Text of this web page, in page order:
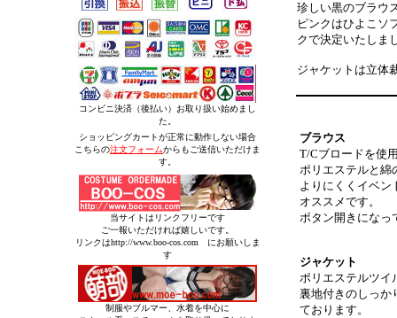
コンビニ決済（後払い）お取り扱い始めまし
た。
ショッピングカートが正常に動作しない場合
こちらの注文フォームからもご送信いただけま
す。
当サイトはリンクフリーです
ご一報いただければ嬉しいです。
リンクはhttp://www.boo-cos.com にお願いしま
す
制服やブルマー、水着を中心に
珍しい黒のブラウ
ピンクはひよこソ
クで決定いたしま
ジャケットは立体
ブラウス
T/Cブロードを使
ポリエステルと綿
よりにくくイベン
オススメです。
ボタン開きになっ
ジャケット
ポリエステルツイ
裏地付きのしっか
ております。